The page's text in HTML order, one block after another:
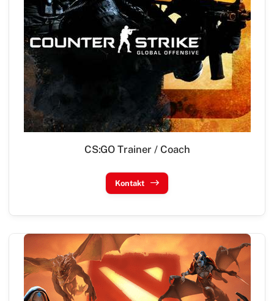
CS:GO Trainer / Coach
Kontakt